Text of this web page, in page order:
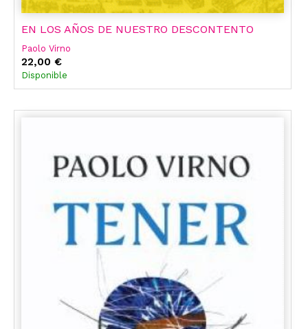
EN LOS AÑOS DE NUESTRO DESCONTENTO
Paolo Virno
22,00 €
Disponible